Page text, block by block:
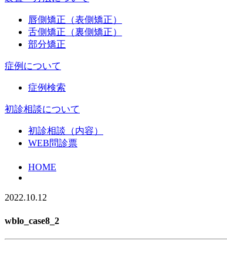
唇側矯正（表側矯正）
舌側矯正（裏側矯正）
部分矯正
症例について
症例検索
初診相談について
初診相談（内容）
WEB問診票
HOME
2022.10.12
wblo_case8_2